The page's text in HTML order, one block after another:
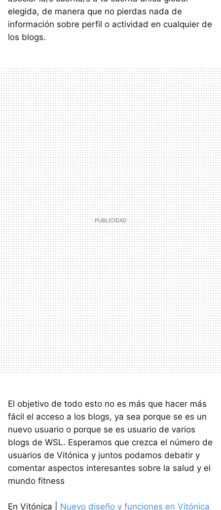
elegida, de manera que no pierdas nada de
información sobre perfil o actividad en cualquier de
los blogs.
El objetivo de todo esto no es más que hacer más
fácil el acceso a los blogs, ya sea porque se es un
nuevo usuario o porque se es usuario de varios
blogs de WSL. Esperamos que crezca el número de
usuarios de Vitónica y juntos podamos debatir y
comentar aspectos interesantes sobre la salud y el
mundo fitness
En Vitónica | Nuevo diseño y funciones en Vitónica